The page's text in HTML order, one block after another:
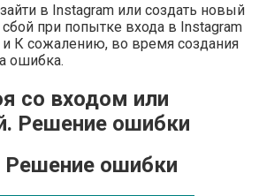
в Instagram или создать новый
сбой при попытке входа в Instagram
К сожалению, во время создания
ошибка.
со входом или
Решение ошибки
Решение ошибки